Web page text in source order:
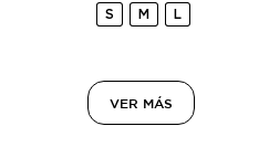
S M L
VER MÁS